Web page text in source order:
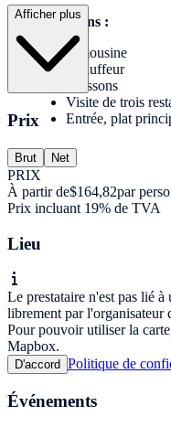
Les prestations :
Limousine
Chauffeur
Boissons
Visite de trois
Entrée, plat
Afficher plus
Prix
Brut Net
PRIX
À partir de$164,82par
Prix incluant 19% de TVA
Lieu
Le prestataire n'est pas lié
librement par l'organisateur
Pour pouvoir utiliser la
Mapbox.
D'accord Politique de
Événements